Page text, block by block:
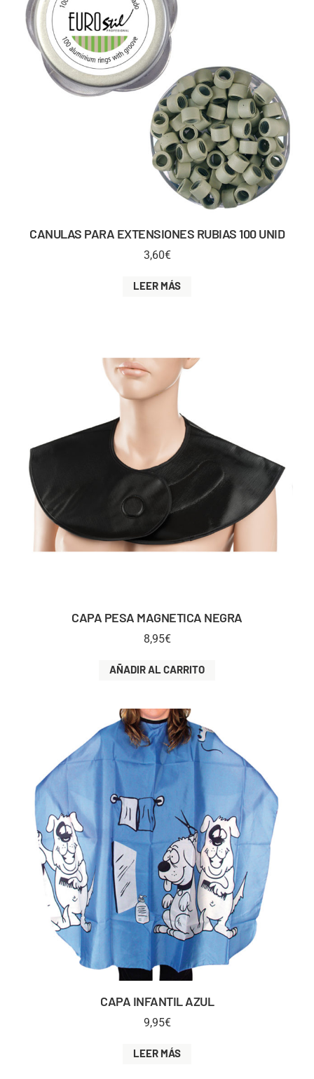
CANULAS PARA EXTENSIONES RUBIAS 100 UNID
3,60€
LEER MÁS
CAPA PESA MAGNETICA NEGRA
8,95€
AÑADIR AL CARRITO
CAPA INFANTIL AZUL
9,95€
LEER MÁS